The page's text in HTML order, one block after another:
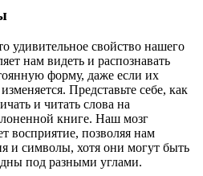
удивительное свойство нашего
нам видеть и распознавать
форму, даже если их
Представьте себе, как
и читать слова на
книге. Наш мозг
восприятие, позволяя нам
и символы, хотя они могут быть
под разными углами.